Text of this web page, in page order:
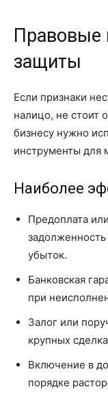
Правовые
защиты
Если признаки
налицо, не стоит
бизнесу нужно
инструменты для
Наиболее
Предоплата
убыток.
Банковская
при
Залог или
крупных
Включение в
порядке